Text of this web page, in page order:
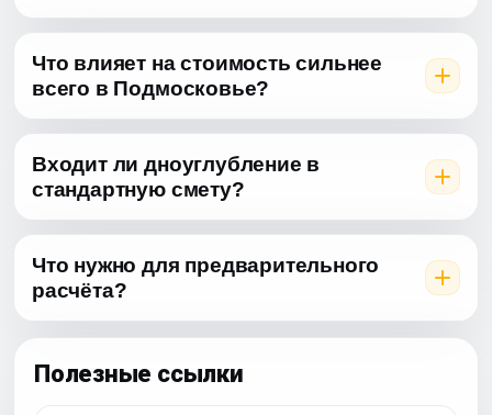
Что влияет на стоимость сильнее
всего в Подмосковье?
Входит ли дноуглубление в
стандартную смету?
Что нужно для предварительного
расчёта?
Полезные ссылки